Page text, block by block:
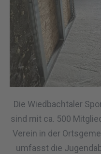
Die Wiedbachtaler
sind mit ca. 500
Verein in der
umfasst die